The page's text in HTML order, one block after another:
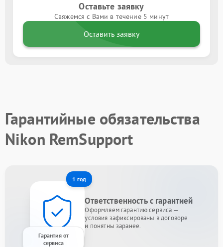
Оставьте заявку
Свяжемся с Вами в течение 5 минут
Оставить заявку
Гарантийные обязательства
Nikon RemSupport
1 год
Гарантия от
сервиса
Ответственность с гарантией
Оформляем гарантию сервиса —
условия зафиксированы в договоре
и понятны заранее.